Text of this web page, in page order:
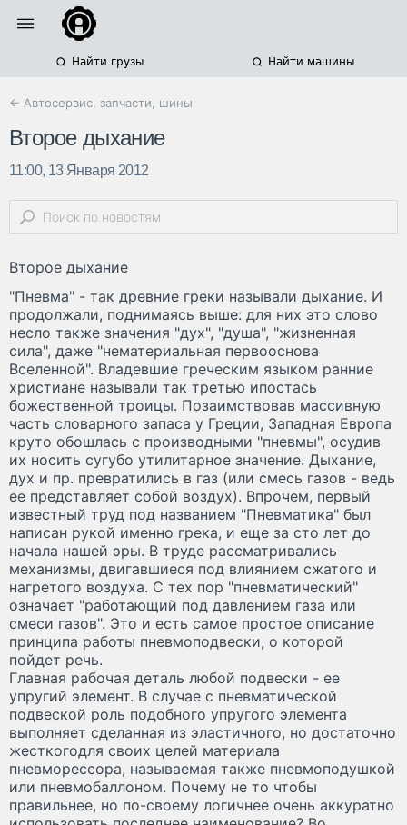
Найти грузы Найти машины
← Автосервис, запчасти, шины
Второе дыхание
11:00, 13 Января 2012
Второе дыхание
"Пневма" - так древние греки называли дыхание. И
продолжали, поднимаясь выше: для них это слово
несло также значения "дух", "душа", "жизненная
сила", даже "нематериальная первооснова
Вселенной". Владевшие греческим языком ранние
христиане называли так третью ипостась
божественной троицы. Позаимствовав массивную
часть словарного запаса у Греции, Западная Европа
круто обошлась с производными "пневмы", осудив
их носить сугубо утилитарное значение. Дыхание,
дух и пр. превратились в газ (или смесь газов - ведь
ее представляет собой воздух). Впрочем, первый
известный труд под названием "Пневматика" был
написан рукой именно грека, и еще за сто лет до
начала нашей эры. В труде рассматривались
механизмы, двигавшиеся под влиянием сжатого и
нагретого воздуха. С тех пор "пневматический"
означает "работающий под давлением газа или
смеси газов". Это и есть самое простое описание
принципа работы пневмоподвески, о которой
пойдет речь.
Главная рабочая деталь любой подвески - ее
упругий элемент. В случае с пневматической
подвеской роль подобного упругого элемента
выполняет сделанная из эластичного, но достаточно
жесткогодля своих целей материала
пневморессора, называемая также пневмоподушкой
или пневмобаллоном. Почему не то чтобы
правильнее, но по-своему логичнее очень аккуратно